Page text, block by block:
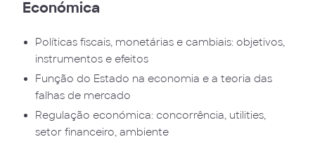
Económica
Políticas fiscais, monetárias e cambiais: objetivos,
instrumentos e efeitos
Função do Estado na economia e a teoria das
falhas de mercado
Regulação económica: concorrência, utilities,
setor financeiro, ambiente